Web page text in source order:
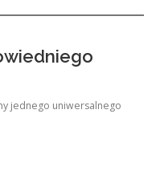
jednego uniwersalnego